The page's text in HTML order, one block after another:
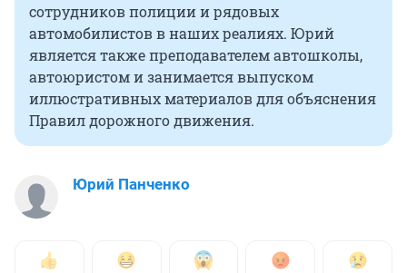
сотрудников полиции и рядовых
автомобилистов в наших реалиях. Юрий
является также преподавателем автошколы,
автоюристом и занимается выпуском
иллюстративных материалов для объяснения
Правил дорожного движения.
Юрий Панченко